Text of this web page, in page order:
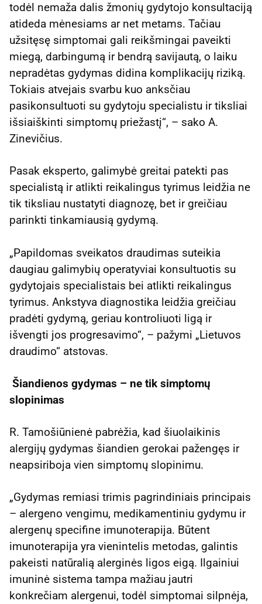
todėl nemaža dalis žmonių gydytojo konsultaciją
atideda mėnesiams ar net metams. Tačiau
užsitęsę simptomai gali reikšmingai paveikti
miegą, darbingumą ir bendrą savijautą, o laiku
nepradėtas gydymas didina komplikacijų riziką.
Tokiais atvejais svarbu kuo anksčiau
pasikonsultuoti su gydytoju specialistu ir tiksliai
išsiaiškinti simptomų priežastį“, – sako A.
Zinevičius.
Pasak eksperto, galimybė greitai patekti pas
specialistą ir atlikti reikalingus tyrimus leidžia ne
tik tiksliau nustatyti diagnozę, bet ir greičiau
parinkti tinkamiausią gydymą.
„Papildomas sveikatos draudimas suteikia
daugiau galimybių operatyviai konsultuotis su
gydytojais specialistais bei atlikti reikalingus
tyrimus. Ankstyva diagnostika leidžia greičiau
pradėti gydymą, geriau kontroliuoti ligą ir
išvengti jos progresavimo“, – pažymi „Lietuvos
draudimo“ atstovas.
Šiandienos gydymas – ne tik simptomų
slopinimas
R. Tamošiūnienė pabrėžia, kad šiuolaikinis
alergijų gydymas šiandien gerokai pažengęs ir
neapsiriboja vien simptomų slopinimu.
„Gydymas remiasi trimis pagrindiniais principais
– alergeno vengimu, medikamentiniu gydymu ir
alergenų specifine imunoterapija. Būtent
imunoterapija yra vienintelis metodas, galintis
pakeisti natūralią alerginės ligos eigą. Ilgainiui
imuninė sistema tampa mažiau jautri
konkrečiam alergenui, todėl simptomai silpnėja,